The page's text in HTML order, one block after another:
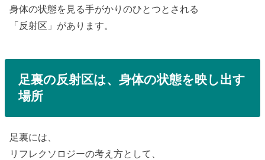
身体の状態を見る手がかりのひとつとされる
「反射区」があります。
足裏の反射区は、身体の状態を映し出す
場所
足裏には、
リフレクソロジーの考え方として、